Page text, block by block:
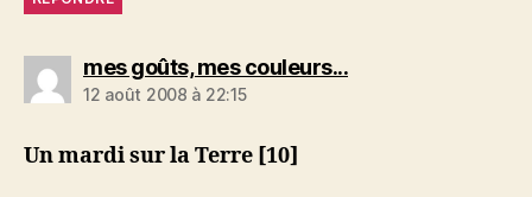
mes goûts, mes couleurs...dit :
12 août 2008 à 22:15
Un mardi sur la Terre [10]